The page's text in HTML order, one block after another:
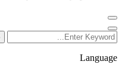
Language